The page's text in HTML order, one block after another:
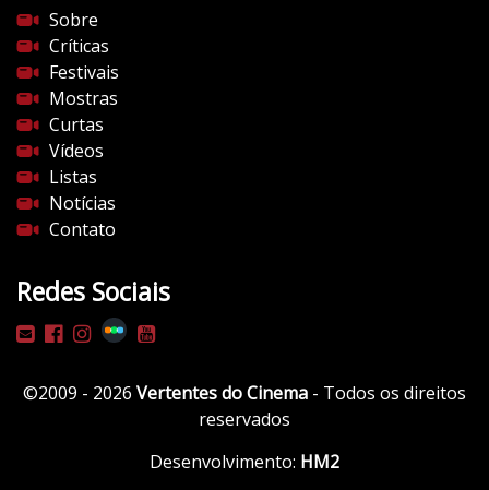
Sobre
Críticas
Festivais
Mostras
Curtas
Vídeos
Listas
Notícias
Contato
Redes Sociais
©2009 - 2026 Vertentes do Cinema - Todos os direitos
reservados
Desenvolvimento: HM2